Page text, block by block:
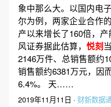
象中那么大。以国内电
尔为例，两家企业合作
产以来增长了160倍，
风证券据此估算， 悦刻
2146万件、总销售额约
销售额约6381万元，因
6.4%。 天……
2019年11月11日 · 财新数据